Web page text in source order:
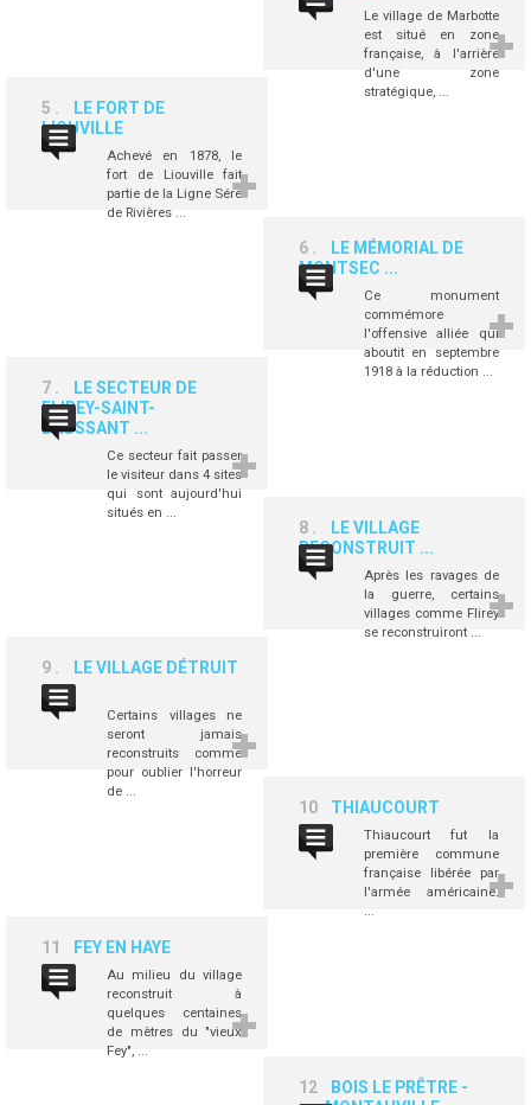
Le village de Marbotte
est situé en zone
française, à l'arrière
d'une zone
stratégique, ...
5
LE FORT DE
LIOUVILLE
Achevé en 1878, le
fort de Liouville fait
partie de la Ligne Séré
de Rivières ...
6
LE MÉMORIAL DE
MONTSEC ...
Ce monument
commémore
l'offensive alliée qui
aboutit en septembre
1918 à la réduction ...
7
LE SECTEUR DE
FLIREY-SAINT-
BAUSSANT ...
Ce secteur fait passer
le visiteur dans 4 sites
qui sont aujourd'hui
situés en ...
8
LE VILLAGE
RECONSTRUIT ...
Après les ravages de
la guerre, certains
villages comme Flirey
se reconstruiront ...
9
LE VILLAGE DÉTRUIT
...
Certains villages ne
seront jamais
reconstruits comme
pour oublier l'horreur
de ...
10 THIAUCOURT
Thiaucourt fut la
première commune
française libérée par
l'armée américaine.
...
11 FEY EN HAYE
Au milieu du village
reconstruit à
quelques centaines
de mètres du "vieux
Fey", ...
12
BOIS LE PRÊTRE -